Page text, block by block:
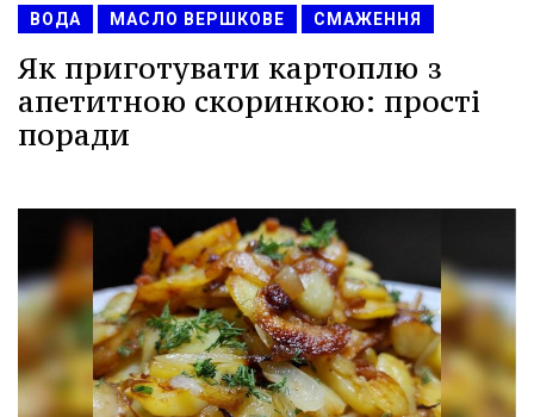
ВОДА МАСЛО ВЕРШКОВЕ СМАЖЕННЯ
Як приготувати картоплю з
апетитною скоринкою: прості
поради